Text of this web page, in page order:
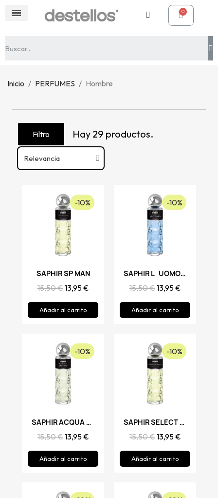
Inicio PERFUMES Hombre
Hay 29 productos.
Filtro
Vista rápida
-10%
SAPHIR SP MAN
15,50 €13,95 €
Añadir al carrito
Vista rápida
-10%
SAPHIR L´UOMO DE SAPHIR
15,50 €13,95 €
Añadir al carrito
Vista rápida
-10%
SAPHIR ACQUA UOMO
15,50 €13,95 €
Añadir al carrito
Vista rápida
-10%
SAPHIR SELECT MAN
15,50 €13,95 €
Añadir al carrito